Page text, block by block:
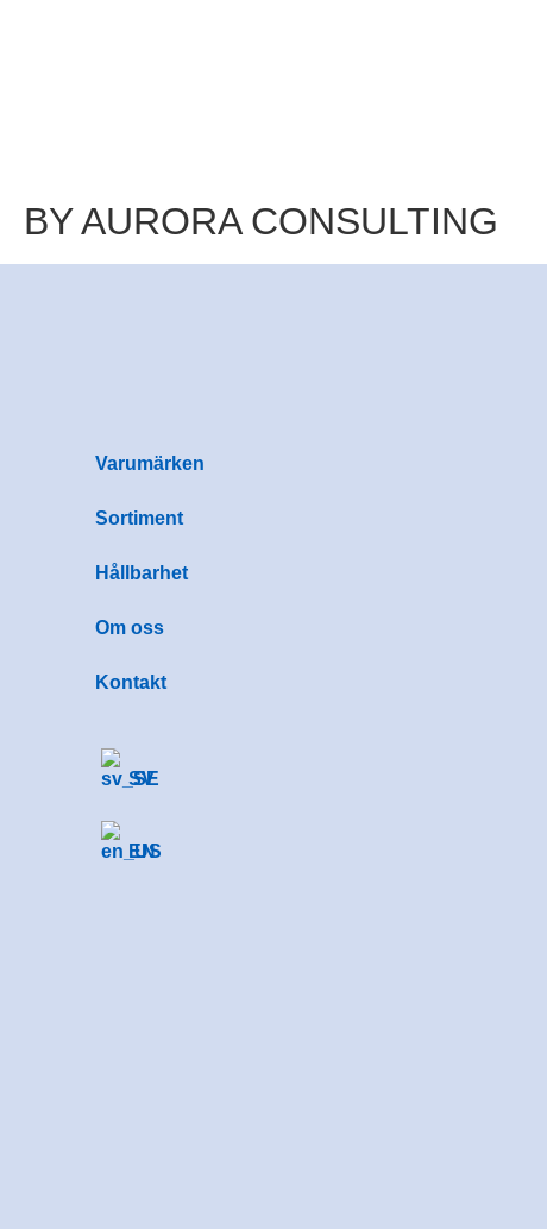
BY AURORA CONSULTING
Varumärken
Sortiment
Hållbarhet
Om oss
Kontakt
SV
EN